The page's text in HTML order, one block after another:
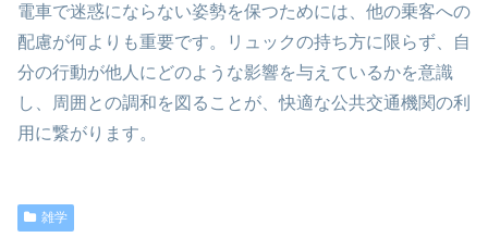
電車で迷惑にならない姿勢を保つためには、他の乗客への
配慮が何よりも重要です。リュックの持ち方に限らず、自
分の行動が他人にどのような影響を与えているかを意識
し、周囲との調和を図ることが、快適な公共交通機関の利
用に繋がります。
雑学